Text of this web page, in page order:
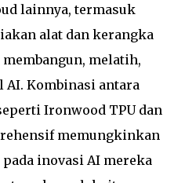
lainnya, termasuk
alat dan kerangka
melatih,
AI. Kombinasi antara
Ironwood TPU dan
memungkinkan
inovasi AI mereka